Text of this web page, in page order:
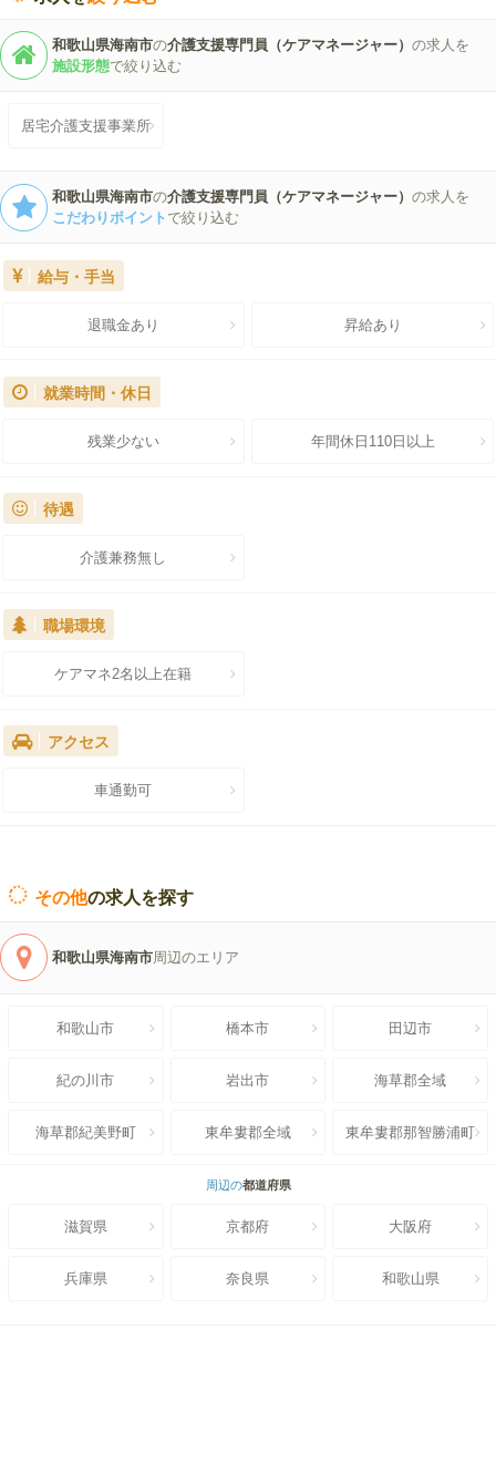
和歌山県海南市の介護支援専門員（ケアマネージャー）の求人を
施設形態で絞り込む
居宅介護支援事業所
和歌山県海南市の介護支援専門員（ケアマネージャー）の求人を
こだわりポイント で絞り込む
給与・手当
退職金あり 昇給あり
就業時間・休日
残業少ない 年間休日110日以上
待遇
介護兼務無し
職場環境
ケアマネ2名以上在籍
アクセス
車通勤可
その他の求人を探す
和歌山県海南市周辺のエリア
和歌山市 橋本市 田辺市
紀の川市 岩出市 海草郡全域
海草郡紀美野町 東牟婁郡全域 東牟婁郡那智勝浦町
周辺の都道府県
滋賀県 京都府 大阪府
兵庫県 奈良県 和歌山県